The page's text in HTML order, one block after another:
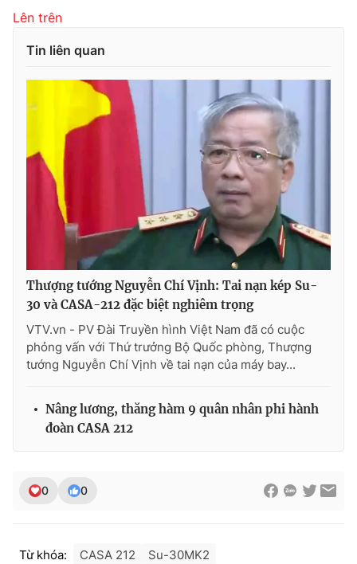
Lên trên
Tin liên quan
Thượng tướng Nguyễn Chí Vịnh: Tai nạn kép Su-
30 và CASA-212 đặc biệt nghiêm trọng
VTV.vn - PV Đài Truyền hình Việt Nam đã có cuộc
phỏng vấn với Thứ trưởng Bộ Quốc phòng, Thượng
tướng Nguyễn Chí Vịnh về tai nạn của máy bay...
Nâng lương, thăng hàm 9 quân nhân phi hành
đoàn CASA 212
0 0
Từ khóa: CASA 212 Su-30MK2